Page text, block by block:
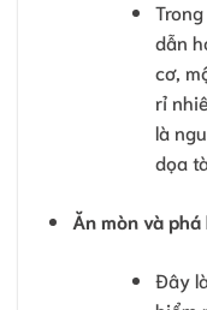
dẫn
cơ,
rỉ
là
dọa
Ăn mòn và
Đây